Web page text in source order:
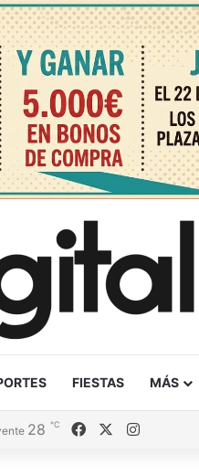
FIESTAS MÁS
28 ℃ FacebookInstagram